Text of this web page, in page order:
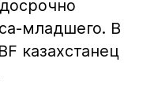
младшего. В
казахстанец